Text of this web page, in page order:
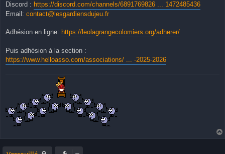
Discord : https://discord.com/channels/6891769826 ... 1472485436
Email: contact@lesgardiensdujeu.fr
Adhésion en ligne: https://leolagrangecolomiers.org/adherer/
Puis adhésion à la section :
https://www.helloasso.com/associations/ ... -2025-2026